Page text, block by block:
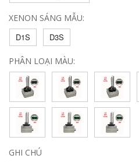
XENON SÁNG MẪU:
D1S
D3S
PHÂN LOẠI MÀU:
GHI CHÚ